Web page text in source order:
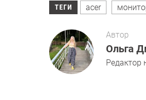
ТЕГИ acer
Автор
Ольга
Редактор